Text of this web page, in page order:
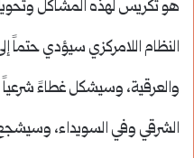
هو تكريس لهذه المشاكل
النظام اللامركزي سيؤدي حتماً
والعرقية، وسيشكل غطاءً شرعياً
الشرقي وفي السويداء،